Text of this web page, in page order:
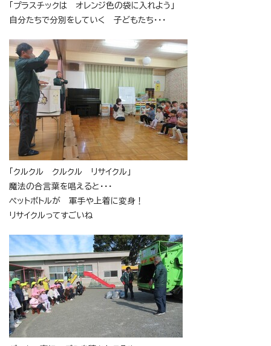
「プラスチックは オレンジ色の袋に入れよう」
自分たちで分別をしていく 子どもたち・・・
「クルクル クルクル リサイクル」
魔法の合言葉を唱えると・・・
ペットボトルが 軍手や上着に変身！
リサイクルってすごいね